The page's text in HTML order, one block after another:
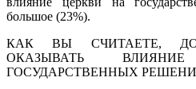
большое (23%).
КАК ВЫ СЧИТАЕТЕ,
ОКАЗЫВАТЬ
ГОСУДАРСТВЕННЫХ